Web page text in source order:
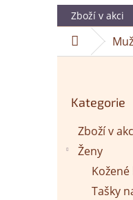
Zboží v akci
Domů
kategorie
Kategorie
Zboží v
Ženy
Tašky